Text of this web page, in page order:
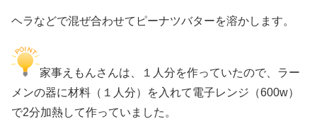
ヘラなどで混ぜ合わせてピーナツバターを溶かします。
家事えもんさんは、１人分を作っていたので、ラー
メンの器に材料（１人分）を入れて電子レンジ（600w）
で2分加熱して作っていました。